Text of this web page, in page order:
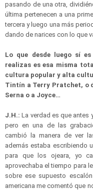
pasando de una otra,
última pertenecen a una
tercera y luego una más
dando de narices con lo que
Lo que desde luego sí
realizas es esa misma
cultura popular y alta
Tintín a Terry Pratchet, o
Serna o a Joyce…
J.H.:La verdad es que antes
pero en una de las
cambió la manera de ver
además estaba escribiendo
para que los ojeara, yo
aprovechaba el tiempo para
sobre ese supuesto
americana me comentó que